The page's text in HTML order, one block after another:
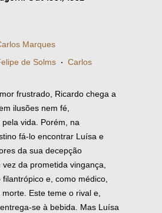
Marques
de Solms · Carlos
frustrado, Ricardo chega a
ilusões nem fé,
vida. Porém, na
fá-lo encontrar Luísa e
da sua decepção
vez da prometida vingança,
e, como médico,
Este teme o rival e,
se à bebida. Mas Luísa